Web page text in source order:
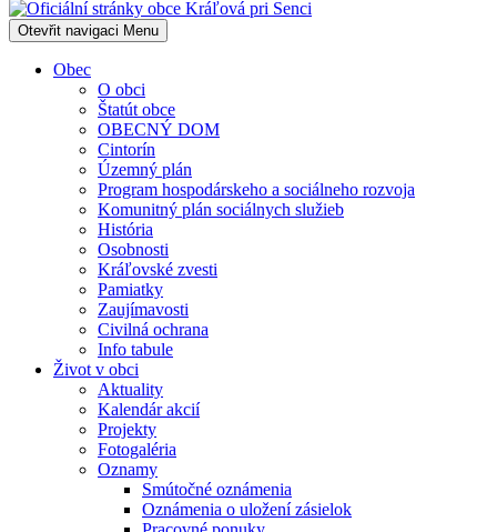
Otevřit navigaci Menu
Obec
O obci
Štatút obce
OBECNÝ DOM
Cintorín
Územný plán
Program hospodárskeho a sociálneho rozvoja
Komunitný plán sociálnych služieb
História
Osobnosti
Kráľovské zvesti
Pamiatky
Zaujímavosti
Civilná ochrana
Info tabule
Život v obci
Aktuality
Kalendár akcií
Projekty
Fotogaléria
Oznamy
Smútočné oznámenia
Oznámenia o uložení zásielok